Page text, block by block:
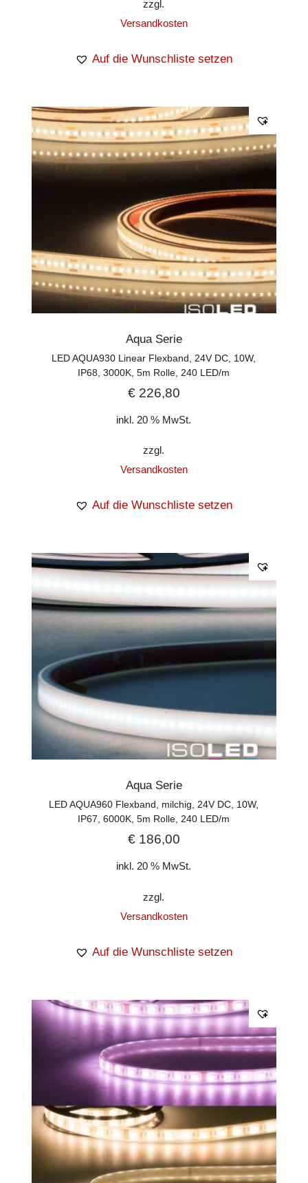
zzgl.
Versandkosten
Auf die Wunschliste setzen
Aqua Serie
LED AQUA930 Linear Flexband, 24V DC, 10W,
IP68, 3000K, 5m Rolle, 240 LED/m
€226,80
inkl. 20 % MwSt.
zzgl.
Versandkosten
Auf die Wunschliste setzen
Aqua Serie
LED AQUA960 Flexband, milchig, 24V DC, 10W,
IP67, 6000K, 5m Rolle, 240 LED/m
€186,00
inkl. 20 % MwSt.
zzgl.
Versandkosten
Auf die Wunschliste setzen